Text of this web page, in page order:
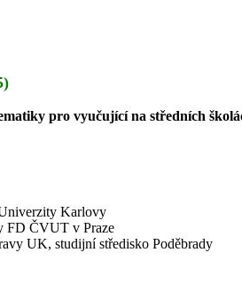
pro vyučující na středních
Karlovy
FD ČVUT v Praze
UK, studijní středisko Poděbrady